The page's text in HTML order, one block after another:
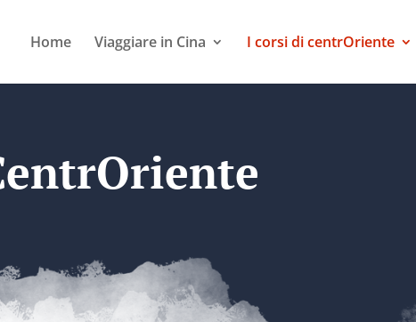
Home Viaggiare in Cina I corsi di centrOriente